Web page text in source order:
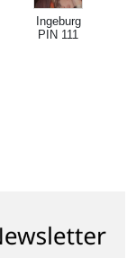
Ingeburg
PIN 111